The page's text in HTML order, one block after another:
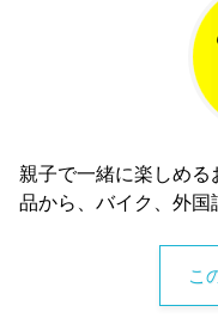
親子で一緒に楽しめ
品から、バイク、外国
こ